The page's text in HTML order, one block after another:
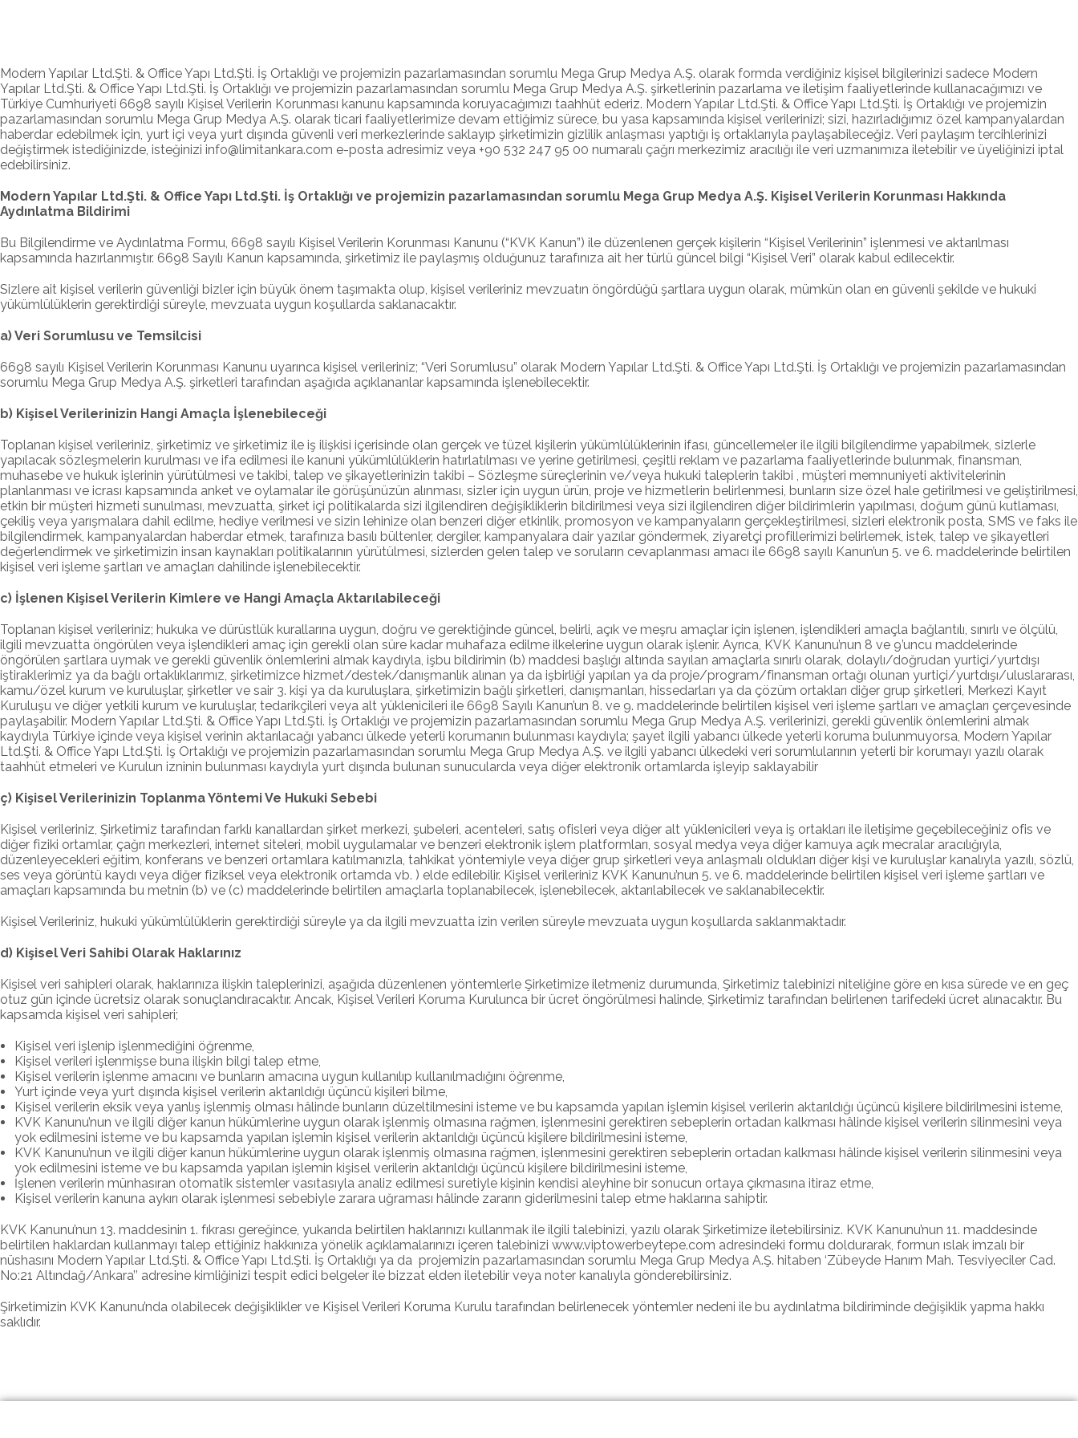
Modern Yapılar Ltd.Şti. & Office Yapı Ltd.Şti. İş Ortaklığı ve projemizin pazarlamasından sorumlu Mega Grup Medya A.Ş. olarak formda verdiğiniz kişisel bilgilerinizi sadece Modern
Yapılar Ltd.Şti. & Office Yapı Ltd.Şti. İş Ortaklığı ve projemizin pazarlamasından sorumlu Mega Grup Medya A.Ş. şirketlerinin pazarlama ve iletişim faaliyetlerinde kullanacağımızı ve
Türkiye Cumhuriyeti 6698 sayılı Kişisel Verilerin Korunması kanunu kapsamında koruyacağımızı taahhüt ederiz. Modern Yapılar Ltd.Şti. & Office Yapı Ltd.Şti. İş Ortaklığı ve projemizin
pazarlamasından sorumlu Mega Grup Medya A.Ş. olarak ticari faaliyetlerimize devam ettiğimiz sürece, bu yasa kapsamında kişisel verilerinizi; sizi, hazırladığımız özel kampanyalardan
haberdar edebilmek için, yurt içi veya yurt dışında güvenli veri merkezlerinde saklayıp şirketimizin gizlilik anlaşması yaptığı iş ortaklarıyla paylaşabileceğiz. Veri paylaşım tercihlerinizi
değiştirmek istediğinizde, isteğinizi info@limitankara.com e-posta adresimiz veya +90 532 247 95 00 numaralı çağrı merkezimiz aracılığı ile veri uzmanımıza iletebilir ve üyeliğinizi iptal
edebilirsiniz.
Modern Yapılar Ltd.Şti. & Office Yapı Ltd.Şti. İş Ortaklığı ve projemizin pazarlamasından sorumlu Mega Grup Medya A.Ş. Kişisel Verilerin Korunması Hakkında
Aydınlatma Bildirimi
Bu Bilgilendirme ve Aydınlatma Formu, 6698 sayılı Kişisel Verilerin Korunması Kanunu (“KVK Kanun”) ile düzenlenen gerçek kişilerin “Kişisel Verilerinin” işlenmesi ve aktarılması
kapsamında hazırlanmıştır. 6698 Sayılı Kanun kapsamında, şirketimiz ile paylaşmış olduğunuz tarafınıza ait her türlü güncel bilgi “Kişisel Veri” olarak kabul edilecektir.
Sizlere ait kişisel verilerin güvenliği bizler için büyük önem taşımakta olup, kişisel verileriniz mevzuatın öngördüğü şartlara uygun olarak, mümkün olan en güvenli şekilde ve hukuki
yükümlülüklerin gerektirdiği süreyle, mevzuata uygun koşullarda saklanacaktır.
a) Veri Sorumlusu ve Temsilcisi
6698 sayılı Kişisel Verilerin Korunması Kanunu uyarınca kişisel verileriniz; “Veri Sorumlusu” olarak Modern Yapılar Ltd.Şti. & Office Yapı Ltd.Şti. İş Ortaklığı ve projemizin pazarlamasından
sorumlu Mega Grup Medya A.Ş. şirketleri tarafından aşağıda açıklananlar kapsamında işlenebilecektir.
b) Kişisel Verilerinizin Hangi Amaçla İşlenebileceği
Toplanan kişisel verileriniz, şirketimiz ve şirketimiz ile iş ilişkisi içerisinde olan gerçek ve tüzel kişilerin yükümlülüklerinin ifası, güncellemeler ile ilgili bilgilendirme yapabilmek, sizlerle
yapılacak sözleşmelerin kurulması ve ifa edilmesi ile kanuni yükümlülüklerin hatırlatılması ve yerine getirilmesi, çeşitli reklam ve pazarlama faaliyetlerinde bulunmak, finansman,
muhasebe ve hukuk işlerinin yürütülmesi ve takibi, talep ve şikayetlerinizin takibi – Sözleşme süreçlerinin ve/veya hukuki taleplerin takibi , müşteri memnuniyeti aktivitelerinin
planlanması ve icrası kapsamında anket ve oylamalar ile görüşünüzün alınması, sizler için uygun ürün, proje ve hizmetlerin belirlenmesi, bunların size özel hale getirilmesi ve geliştirilmesi,
etkin bir müşteri hizmeti sunulması, mevzuatta, şirket içi politikalarda sizi ilgilendiren değişikliklerin bildirilmesi veya sizi ilgilendiren diğer bildirimlerin yapılması, doğum günü kutlaması,
çekiliş veya yarışmalara dahil edilme, hediye verilmesi ve sizin lehinize olan benzeri diğer etkinlik, promosyon ve kampanyaların gerçekleştirilmesi, sizleri elektronik posta, SMS ve faks ile
bilgilendirmek, kampanyalardan haberdar etmek, tarafınıza basılı bültenler, dergiler, kampanyalara dair yazılar göndermek, ziyaretçi profillerimizi belirlemek, istek, talep ve şikayetleri
değerlendirmek ve şirketimizin insan kaynakları politikalarının yürütülmesi, sizlerden gelen talep ve soruların cevaplanması amacı ile 6698 sayılı Kanun’un 5. ve 6. maddelerinde belirtilen
kişisel veri işleme şartları ve amaçları dahilinde işlenebilecektir.
c) İşlenen Kişisel Verilerin Kimlere ve Hangi Amaçla Aktarılabileceği
Toplanan kişisel verileriniz; hukuka ve dürüstlük kurallarına uygun, doğru ve gerektiğinde güncel, belirli, açık ve meşru amaçlar için işlenen, işlendikleri amaçla bağlantılı, sınırlı ve ölçülü,
ilgili mevzuatta öngörülen veya işlendikleri amaç için gerekli olan süre kadar muhafaza edilme ilkelerine uygun olarak işlenir. Ayrıca, KVK Kanunu’nun 8 ve 9’uncu maddelerinde
öngörülen şartlara uymak ve gerekli güvenlik önlemlerini almak kaydıyla, işbu bildirimin (b) maddesi başlığı altında sayılan amaçlarla sınırlı olarak, dolaylı/doğrudan yurtiçi/yurtdışı
iştiraklerimiz ya da bağlı ortaklıklarımız, şirketimizce hizmet/destek/danışmanlık alınan ya da işbirliği yapılan ya da proje/program/finansman ortağı olunan yurtiçi/yurtdışı/uluslararası,
kamu/özel kurum ve kuruluşlar, şirketler ve sair 3. kişi ya da kuruluşlara, şirketimizin bağlı şirketleri, danışmanları, hissedarları ya da çözüm ortakları diğer grup şirketleri, Merkezi Kayıt
Kuruluşu ve diğer yetkili kurum ve kuruluşlar, tedarikçileri veya alt yüklenicileri ile 6698 Sayılı Kanun’un 8. ve 9. maddelerinde belirtilen kişisel veri işleme şartları ve amaçları çerçevesinde
paylaşabilir. Modern Yapılar Ltd.Şti. & Office Yapı Ltd.Şti. İş Ortaklığı ve projemizin pazarlamasından sorumlu Mega Grup Medya A.Ş. verilerinizi, gerekli güvenlik önlemlerini almak
kaydıyla Türkiye içinde veya kişisel verinin aktarılacağı yabancı ülkede yeterli korumanın bulunması kaydıyla; şayet ilgili yabancı ülkede yeterli koruma bulunmuyorsa, Modern Yapılar
Ltd.Şti. & Office Yapı Ltd.Şti. İş Ortaklığı ve projemizin pazarlamasından sorumlu Mega Grup Medya A.Ş. ve ilgili yabancı ülkedeki veri sorumlularının yeterli bir korumayı yazılı olarak
taahhüt etmeleri ve Kurulun izninin bulunması kaydıyla yurt dışında bulunan sunucularda veya diğer elektronik ortamlarda işleyip saklayabilir
ç) Kişisel Verilerinizin Toplanma Yöntemi Ve Hukuki Sebebi
Kişisel verileriniz, Şirketimiz tarafından farklı kanallardan şirket merkezi, şubeleri, acenteleri, satış ofisleri veya diğer alt yüklenicileri veya iş ortakları ile iletişime geçebileceğiniz ofis ve
diğer fiziki ortamlar, çağrı merkezleri, internet siteleri, mobil uygulamalar ve benzeri elektronik işlem platformları, sosyal medya veya diğer kamuya açık mecralar aracılığıyla,
düzenleyecekleri eğitim, konferans ve benzeri ortamlara katılmanızla, tahkikat yöntemiyle veya diğer grup şirketleri veya anlaşmalı oldukları diğer kişi ve kuruluşlar kanalıyla yazılı, sözlü,
ses veya görüntü kaydı veya diğer fiziksel veya elektronik ortamda vb. ) elde edilebilir. Kişisel verileriniz KVK Kanunu’nun 5. ve 6. maddelerinde belirtilen kişisel veri işleme şartları ve
amaçları kapsamında bu metnin (b) ve (c) maddelerinde belirtilen amaçlarla toplanabilecek, işlenebilecek, aktarılabilecek ve saklanabilecektir.
Kişisel Verileriniz, hukuki yükümlülüklerin gerektirdiği süreyle ya da ilgili mevzuatta izin verilen süreyle mevzuata uygun koşullarda saklanmaktadır.
d) Kişisel Veri Sahibi Olarak Haklarınız
Kişisel veri sahipleri olarak, haklarınıza ilişkin taleplerinizi, aşağıda düzenlenen yöntemlerle Şirketimize iletmeniz durumunda, Şirketimiz talebinizi niteliğine göre en kısa sürede ve en geç
otuz gün içinde ücretsiz olarak sonuçlandıracaktır. Ancak, Kişisel Verileri Koruma Kurulunca bir ücret öngörülmesi halinde, Şirketimiz tarafından belirlenen tarifedeki ücret alınacaktır. Bu
kapsamda kişisel veri sahipleri;
Kişisel veri işlenip işlenmediğini öğrenme,
Kişisel verileri işlenmişse buna ilişkin bilgi talep etme,
Kişisel verilerin işlenme amacını ve bunların amacına uygun kullanılıp kullanılmadığını öğrenme,
Yurt içinde veya yurt dışında kişisel verilerin aktarıldığı üçüncü kişileri bilme,
Kişisel verilerin eksik veya yanlış işlenmiş olması hâlinde bunların düzeltilmesini isteme ve bu kapsamda yapılan işlemin kişisel verilerin aktarıldığı üçüncü kişilere bildirilmesini isteme,
KVK Kanunu’nun ve ilgili diğer kanun hükümlerine uygun olarak işlenmiş olmasına rağmen, işlenmesini gerektiren sebeplerin ortadan kalkması hâlinde kişisel verilerin silinmesini veya
yok edilmesini isteme ve bu kapsamda yapılan işlemin kişisel verilerin aktarıldığı üçüncü kişilere bildirilmesini isteme,
KVK Kanunu’nun ve ilgili diğer kanun hükümlerine uygun olarak işlenmiş olmasına rağmen, işlenmesini gerektiren sebeplerin ortadan kalkması hâlinde kişisel verilerin silinmesini veya
yok edilmesini isteme ve bu kapsamda yapılan işlemin kişisel verilerin aktarıldığı üçüncü kişilere bildirilmesini isteme,
İşlenen verilerin münhasıran otomatik sistemler vasıtasıyla analiz edilmesi suretiyle kişinin kendisi aleyhine bir sonucun ortaya çıkmasına itiraz etme,
Kişisel verilerin kanuna aykırı olarak işlenmesi sebebiyle zarara uğraması hâlinde zararın giderilmesini talep etme haklarına sahiptir.
KVK Kanunu’nun 13. maddesinin 1. fıkrası gereğince, yukarıda belirtilen haklarınızı kullanmak ile ilgili talebinizi, yazılı olarak Şirketimize iletebilirsiniz. KVK Kanunu’nun 11. maddesinde
belirtilen haklardan kullanmayı talep ettiğiniz hakkınıza yönelik açıklamalarınızı içeren talebinizi www.viptowerbeytepe.com adresindeki formu doldurarak, formun ıslak imzalı bir
nüshasını Modern Yapılar Ltd.Şti. & Office Yapı Ltd.Şti. İş Ortaklığı ya da projemizin pazarlamasından sorumlu Mega Grup Medya A.Ş. hitaben ‘Zübeyde Hanım Mah. Tesviyeciler Cad.
No:21 Altındağ/Ankara’’ adresine kimliğinizi tespit edici belgeler ile bizzat elden iletebilir veya noter kanalıyla gönderebilirsiniz.
Şirketimizin KVK Kanunu’nda olabilecek değişiklikler ve Kişisel Verileri Koruma Kurulu tarafından belirlenecek yöntemler nedeni ile bu aydınlatma bildiriminde değişiklik yapma hakkı
saklıdır.